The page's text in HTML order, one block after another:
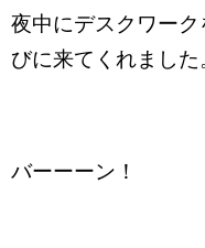
夜中にデスクワー
びに来てくれました
バーーーン！